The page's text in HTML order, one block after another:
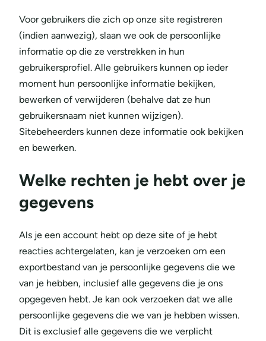
Voor gebruikers die zich op onze site registreren
(indien aanwezig), slaan we ook de persoonlijke
informatie op die ze verstrekken in hun
gebruikersprofiel. Alle gebruikers kunnen op ieder
moment hun persoonlijke informatie bekijken,
bewerken of verwijderen (behalve dat ze hun
gebruikersnaam niet kunnen wijzigen).
Sitebeheerders kunnen deze informatie ook bekijken
en bewerken.
Welke rechten je hebt over je
gegevens
Als je een account hebt op deze site of je hebt
reacties achtergelaten, kan je verzoeken om een
exportbestand van je persoonlijke gegevens die we
van je hebben, inclusief alle gegevens die je ons
opgegeven hebt. Je kan ook verzoeken dat we alle
persoonlijke gegevens die we van je hebben wissen.
Dit is exclusief alle gegevens die we verplicht